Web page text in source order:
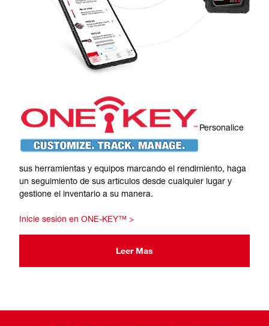
Personalice
sus herramientas y equipos marcando el rendimiento, haga
un seguimiento de sus artículos desde cualquier lugar y
gestione el inventario a su manera.
Inicie sesión en ONE-KEY™ >
Leer Mas